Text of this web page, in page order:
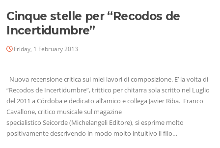
Cinque stelle per “Recodos de
Incertidumbre”
Friday, 1 February 2013
Nuova recensione critica sui miei lavori di composizione. E’ la volta di
“Recodos de Incertidumbre”, trittico per chitarra sola scritto nel Luglio
del 2011 a Córdoba e dedicato all’amico e collega Javier Riba. Franco
Cavallone, critico musicale sul magazine
specialistico Seicorde (Michelangeli Editore), si esprime molto
positivamente descrivendo in modo molto intuitivo il filo…